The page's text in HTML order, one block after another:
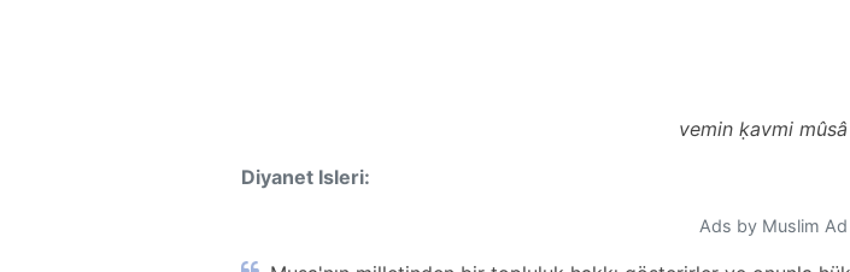
vemin ḳavmi
Diyanet Isleri:
Ads by Muslim